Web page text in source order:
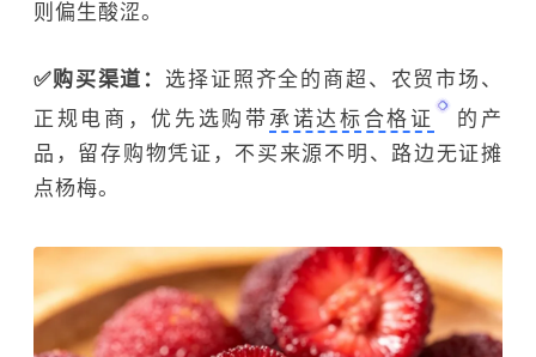
则偏生酸涩。
✅购买渠道： 选择证照齐全的商超、农贸市场、
正规电商，优先选购带 承诺达标合格证
的产
品，留存购物凭证，不买来源不明、路边无证摊
点杨梅。